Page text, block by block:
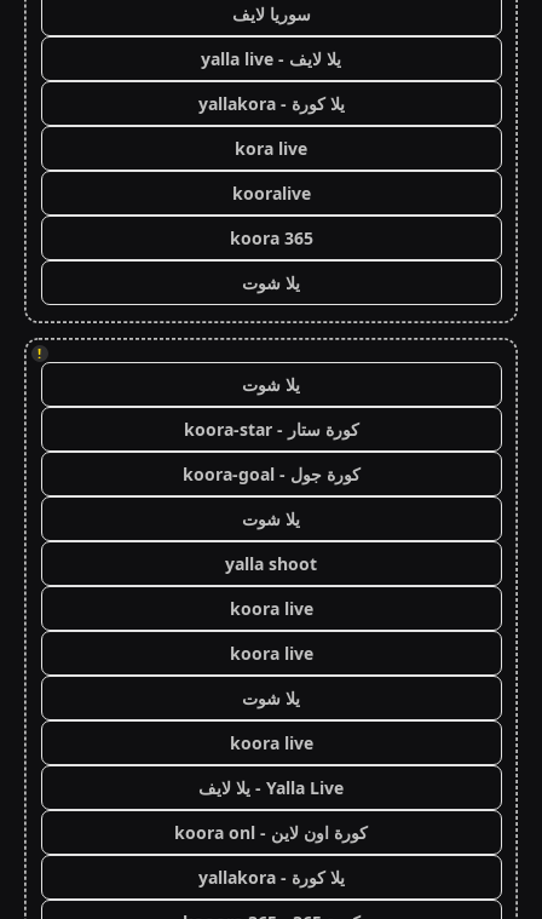
سوريا لايف
يلا لايف - yalla live
يلا كورة - yallakora
kora live
kooralive
koora 365
يلا شوت
!
يلا شوت
كورة ستار - koora-star
كورة جول - koora-goal
يلا شوت
yalla shoot
koora live
koora live
يلا شوت
koora live
Yalla Live - يلا لايف
كورة اون لاين - koora onl
يلا كورة - yallakora